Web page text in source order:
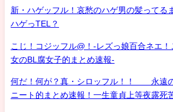
新・ハゲッフル！哀愁のハゲ男の髪ってる
ハゲっTEL？
こじ！コジッフル@！-レズっ娘百合ネエ
女のBL腐女子的まとめ速報-
何だ！何が？真・シロッフル！！ 永遠
ニート的まとめ速報！一生童貞上等夜露死